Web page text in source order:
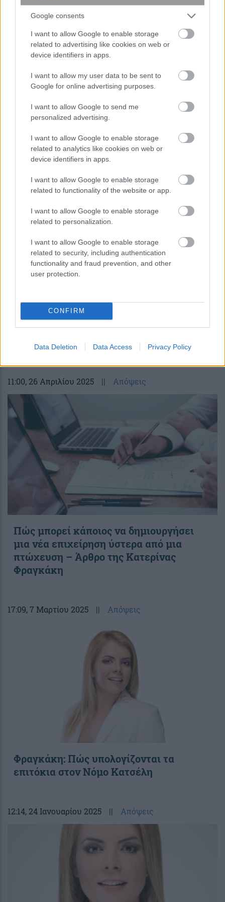
Google consents
I want to allow Google to enable storage
related to advertising like cookies on web or
device identifiers in apps.
I want to allow my user data to be sent to
Google for online advertising purposes.
I want to allow Google to send me
personalized advertising.
I want to allow Google to enable storage
related to analytics like cookies on web or
device identifiers in apps.
I want to allow Google to enable storage
related to functionality of the website or app.
I want to allow Google to enable storage
related to personalization.
I want to allow Google to enable storage
related to security, including authentication
functionality and fraud prevention, and other
user protection.
CONFIRM
Data Deletion Data Access Privacy Policy
Το Google Assistant αποσύρεται από
τα Android τηλέφωνα τον Σεπτέμβριο
περισσότερα
, 19 Αυγούστου 2025 || Απόψεις
Κορκίδης: Η «ακτινογραφία» στις
τραπεζικές χρεώσεις
11:00, 26 Απριλίου 2025 || Απόψεις
Πώς μπορεί κάποιος να δημιουργήσει
μια νέα επιχείρηση ύστερα από μια
πτώχευση – Άρθρο της Κατερίνας
Φραγκάκη
17:09, 7 Μαρτίου 2025 || Απόψεις
Φραγκάκη: Πώς υπολογίζονται τα
επιτόκια στον Νόμο Κατσέλη
12:14, 24 Ιανουαρίου 2025 || Απόψεις